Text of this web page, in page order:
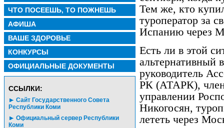
ЧТО ПОСЕЕШЬ, ТО ПОЖНЕШЬ
АФИША
ВАШЕ ЗДОРОВЬЕ
КОНКУРСЫ
ОФИЦИАЛЬНЫЕ ДОКУМЕНТЫ
CСЫЛКИ:
Сайт Государственного Совета
Республики Коми
Официальный сервер Республики
Коми
Тем же, кто
туроператор за
Испанию через
Есть ли в этой
альтернативный
руководитель
РК (АТАРК), член
управлении
Никогосян,
лететь через